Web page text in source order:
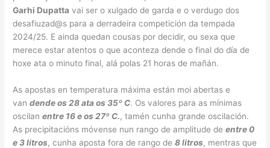
Garhi Dupatta vai ser o xulgado de garda e o verdugo dos
desafiuzad@s para a derradeira competición da tempada
2024/25. E ainda quedan cousas por decidir, ou sexa que
merece estar atentos o que aconteza dende o final do día de
hoxe ata o minuto final, alá polas 21 horas de mañán.
As apostas en temperatura máxima están moi abertas e
vandende os 28 ata os 35º C. Os valores para as mínimas
oscilanentre 16 e os 27º C., tamén cunha grande oscilación.
As precipitacións móvense nun rango de amplitude deentre 0
e 3 litros, cunha aposta fora de rango de8 litros, mentras que